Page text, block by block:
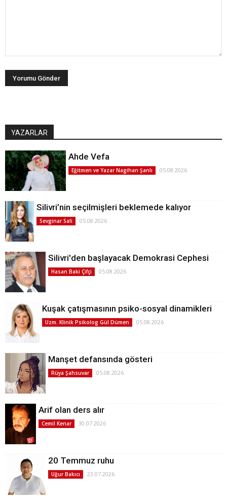
YAZARLAR
Ahde Vefa
Eğitmen ve Yazar Nagihan Şanlı 05.08.2026
Silivri’nin seçilmişleri beklemede kalıyor
Sevginar Sali 05.08.2026
Silivri'den başlayacak Demokrasi Cephesi
Hasan Baki Çifçi 05.08.2026
Kuşak çatışmasının psiko-sosyal dinamikleri
Uzm. Klinik Psikolog Gül Dümen 05.08.2026
Manşet defansında gösteri
Rüya Şahsuvar 05.08.2026
Arif olan ders alır
Cemil Kenar 30.07.2026
20 Temmuz ruhu
Uğur Bakıcı 23.07.2026